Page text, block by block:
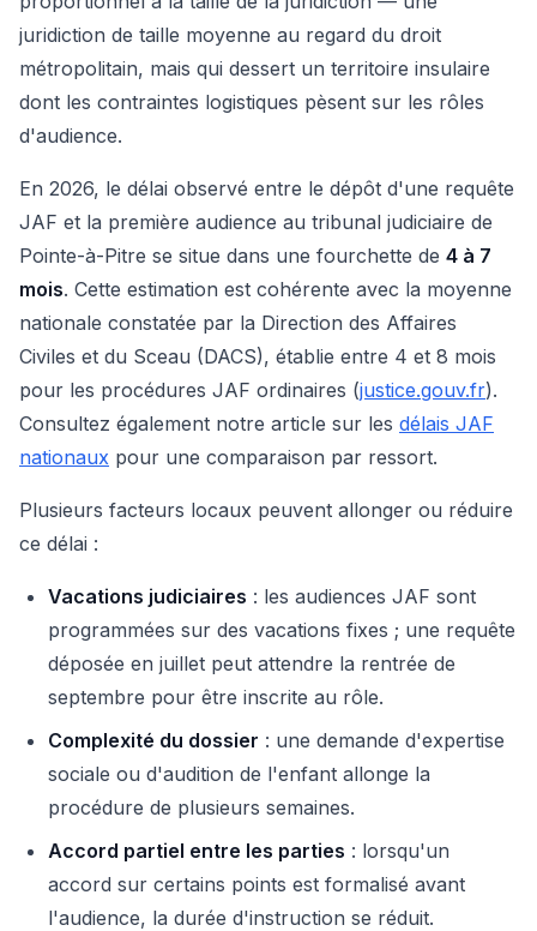
juridiction de taille moyenne au regard du droit
métropolitain, mais qui dessert un territoire insulaire
dont les contraintes logistiques pèsent sur les rôles
d'audience.
En 2026, le délai observé entre le dépôt d'une requête
JAF et la première audience au tribunal judiciaire de
Pointe-à-Pitre se situe dans une fourchette de 4 à 7
mois. Cette estimation est cohérente avec la moyenne
nationale constatée par la Direction des Affaires
Civiles et du Sceau (DACS), établie entre 4 et 8 mois
pour les procédures JAF ordinaires (justice.gouv.fr).
Consultez également notre article sur les délais JAF
nationaux pour une comparaison par ressort.
Plusieurs facteurs locaux peuvent allonger ou réduire
ce délai :
Vacations judiciaires : les audiences JAF sont
programmées sur des vacations fixes ; une requête
déposée en juillet peut attendre la rentrée de
septembre pour être inscrite au rôle.
Complexité du dossier : une demande d'expertise
sociale ou d'audition de l'enfant allonge la
procédure de plusieurs semaines.
Accord partiel entre les parties : lorsqu'un
accord sur certains points est formalisé avant
l'audience, la durée d'instruction se réduit.